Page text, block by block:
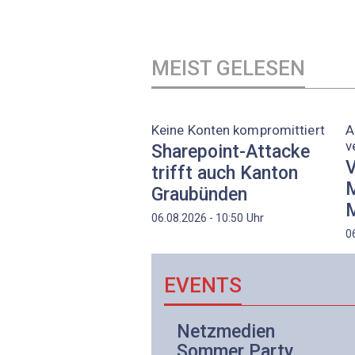
MEIST GELESEN
Keine Konten kompromittiert
Sharepoint-Attacke
trifft auch Kanton
Graubünden
06.08.2026 - 10:50 Uhr
EVENTS
Netzmedien